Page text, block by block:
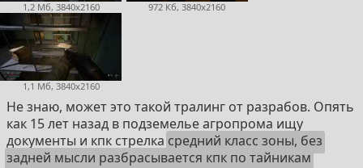
1,2 Мб, 3840x2160 972 Кб, 3840x2160
1,1 Мб, 3840x2160
Не знаю, может это такой тралинг от разрабов. Опять
как 15 лет назад в подземелье агропрома ищу
документы и кпк стрелка средний класс зоны, без
задней мысли разбрасывается кпк по тайникам